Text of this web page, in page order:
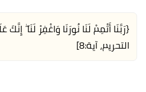
{رَبَّنَا أَتْمِمْ لَنَا نُورَنَا وَاغْفِرْ لَنَا
التحريم، آية:8]